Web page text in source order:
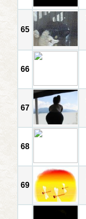
65
66
67
68
69